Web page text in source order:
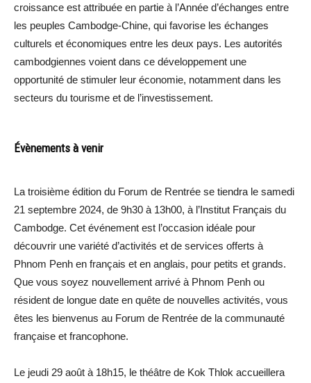
croissance est attribuée en partie à l’Année d’échanges entre
les peuples Cambodge-Chine, qui favorise les échanges
culturels et économiques entre les deux pays. Les autorités
cambodgiennes voient dans ce développement une
opportunité de stimuler leur économie, notamment dans les
secteurs du tourisme et de l’investissement.
Évènements à venir
La troisième édition du Forum de Rentrée se tiendra le samedi
21 septembre 2024, de 9h30 à 13h00, à l’Institut Français du
Cambodge. Cet événement est l’occasion idéale pour
découvrir une variété d’activités et de services offerts à
Phnom Penh en français et en anglais, pour petits et grands.
Que vous soyez nouvellement arrivé à Phnom Penh ou
résident de longue date en quête de nouvelles activités, vous
êtes les bienvenus au Forum de Rentrée de la communauté
française et francophone.
Le jeudi 29 août à 18h15, le théâtre de Kok Thlok accueillera